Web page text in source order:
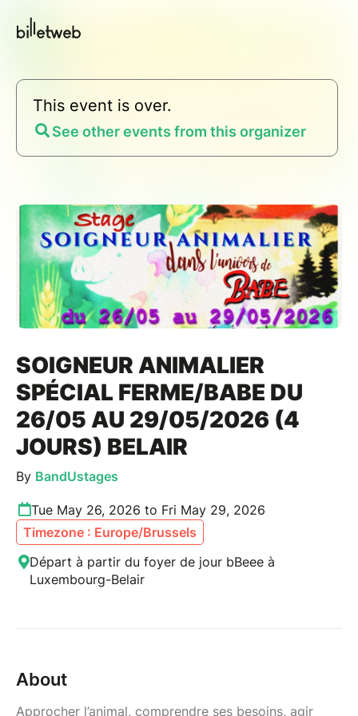
This event is over.
See other events from this organizer
SOIGNEUR ANIMALIER
SPÉCIAL FERME/BABE DU
26/05 AU 29/05/2026 (4
JOURS) BELAIR
By BandUstages
Tue May 26, 2026 to Fri May 29, 2026
Timezone : Europe/Brussels
Départ à partir du foyer de jour bBeee à
Luxembourg-Belair
About
Approcher l’animal, comprendre ses besoins, agir